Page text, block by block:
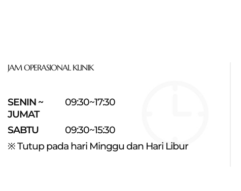
JAM OPERASIONAL KLINIK
SENIN ~
JUMAT
09:30~17:30
SABTU
09:30~15:30
※ Tutup pada hari Minggu dan Hari Libur